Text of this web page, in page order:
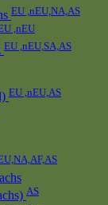
EU ,nEU,NA,AS
,nEU
EU ,nEU,SA,AS
EU ,nEU,AS
AS